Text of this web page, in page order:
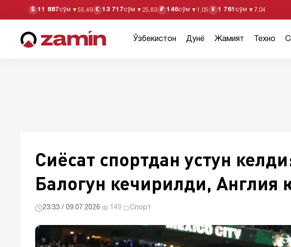
$ 11 887сўм ▼55,49 € 13 717сўм ▼ 25,83 ₽ 146сўм ▼1,05 ¥ 1 761 сўм ▼ 7,04
Ўзбекистон Дунё Жамият Техно
Сиёсат спортдан устун
Балогун кечирилди, Англия
23:33 / 09.07.2026· 149· Спорт